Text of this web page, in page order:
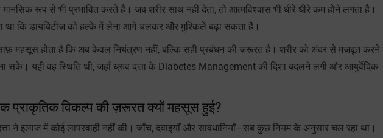
रूप से भी प्रभावित करते हैं। जब शरीर साथ नहीं देता, तो आत्मविश्वास भी धीरे-धीरे कम होने लगता है।
था कि डायबिटीज़ को हल्के में लेना आगे चलकर और मुश्किलें बढ़ा सकता है।
महसूस होता है कि अब केवल नियंत्रण नहीं, बल्कि सही प्रबंधन की ज़रूरत है। शरीर को अंदर से मज़बूत करने
सके। यही वह स्थिति थी, जहाँ ध्रुव दत्ता के Diabetes Management की दिशा बदलने लगी और आयुर्वेदिक
प्राकृतिक विकल्प की ज़रूरत क्यों महसूस हुई?
ने इलाज में कोई लापरवाही नहीं की। जाँच, दवाइयाँ और सावधानियाँ—सब कुछ नियम के अनुसार चल रहा था।